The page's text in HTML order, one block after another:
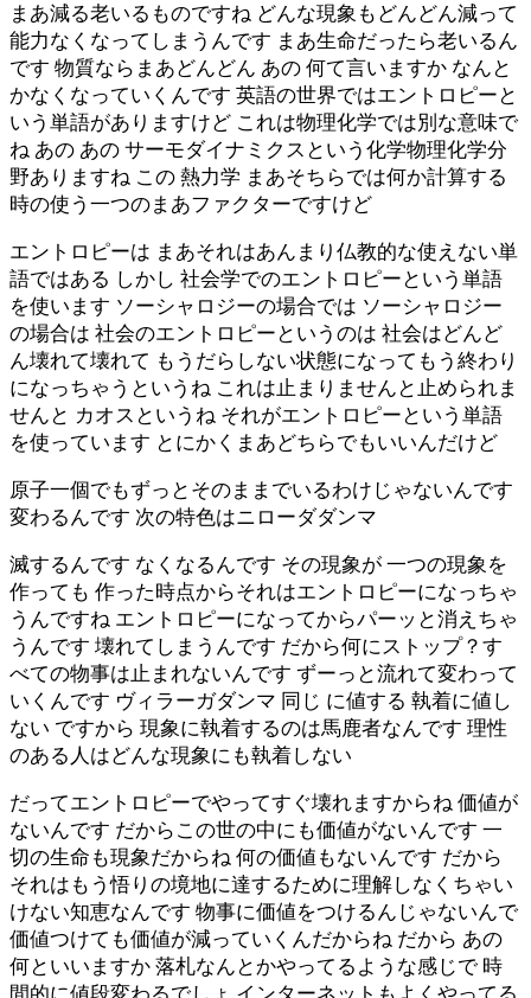
まあ減る老いるものですね どんな現象もどんどん減って
能力なくなってしまうんです まあ生命だったら老いるん
です 物質ならまあどんどん あの 何て言いますか なんと
かなくなっていくんです 英語の世界ではエントロピーと
いう単語がありますけど これは物理化学では別な意味で
ね あの あの サーモダイナミクスという化学物理化学分
野ありますね この 熱力学 まあそちらでは何か計算する
時の使う一つのまあファクターですけど
エントロピーは まあそれはあんまり仏教的な使えない単
語ではある しかし 社会学でのエントロピーという単語
を使います ソーシャロジーの場合では ソーシャロジー
の場合は 社会のエントロピーというのは 社会はどんど
ん壊れて壊れて もうだらしない状態になってもう終わり
になっちゃうというね これは止まりませんと止められま
せんと カオスというね それがエントロピーという単語
を使っています とにかくまあどちらでもいいんだけど
原子一個でもずっとそのままでいるわけじゃないんです
変わるんです 次の特色はニローダダンマ
滅するんです なくなるんです その現象が 一つの現象を
作っても 作った時点からそれはエントロピーになっちゃ
うんですね エントロピーになってからパーッと消えちゃ
うんです 壊れてしまうんです だから何にストップ？す
べての物事は止まれないんです ずーっと流れて変わって
いくんです ヴィラーガダンマ 同じ に値する 執着に値し
ない ですから 現象に執着するのは馬鹿者なんです 理性
のある人はどんな現象にも執着しない
だってエントロピーでやってすぐ壊れますからね 価値が
ないんです だからこの世の中にも価値がないんです 一
切の生命も現象だからね 何の価値もないんです だから
それはもう悟りの境地に達するために理解しなくちゃい
けない知恵なんです 物事に価値をつけるんじゃないんで
価値つけても価値が減っていくんだからね だから あの
何といいますか 落札なんとかやってるような感じで 時